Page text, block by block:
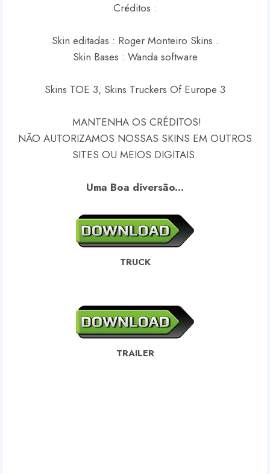
Créditos :
Skin editadas : Roger Monteiro Skins .
Skin Bases : Wanda software
Skins TOE 3, Skins Truckers Of Europe 3
MANTENHA OS CRÉDITOS!
NÃO AUTORIZAMOS NOSSAS SKINS EM OUTROS
SITES OU MEIOS DIGITAIS.
Uma Boa diversão...
TRUCK
TRAILER